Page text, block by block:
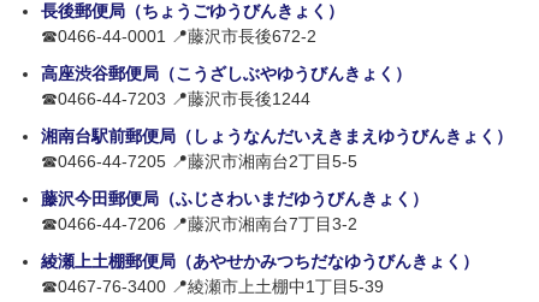
長後郵便局（ちょうごゆうびんきょく）
☎0466-44-0001 📍藤沢市長後672-2
高座渋谷郵便局（こうざしぶやゆうびんきょく）
☎0466-44-7203 📍藤沢市長後1244
湘南台駅前郵便局（しょうなんだいえきまえゆうびんきょく）
☎0466-44-7205 📍藤沢市湘南台2丁目5-5
藤沢今田郵便局（ふじさわいまだゆうびんきょく）
☎0466-44-7206 📍藤沢市湘南台7丁目3-2
綾瀬上土棚郵便局（あやせかみつちだなゆうびんきょく）
☎0467-76-3400 📍綾瀬市上土棚中1丁目5-39